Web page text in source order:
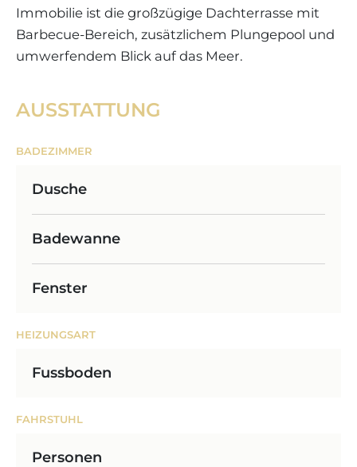
Immobilie ist die großzügige Dachterrasse mit
Barbecue-Bereich, zusätzlichem Plungepool und
umwerfendem Blick auf das Meer.
AUSSTATTUNG
BADEZIMMER
Dusche
Badewanne
Fenster
HEIZUNGSART
Fussboden
FAHRSTUHL
Personen